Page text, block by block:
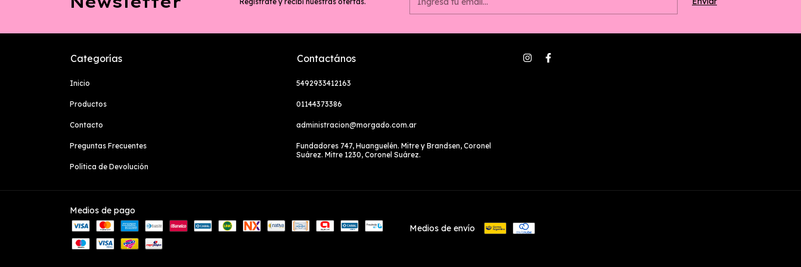
Categorías
Inicio
Productos
Contacto
Preguntas Frecuentes
Política de Devolución
Contactános
5492933412163
01144373386
administracion@morgado.com.ar
Fundadores 747, Huanguelén. Mitre y Brandsen, Coronel
Suárez. Mitre 1230, Coronel Suárez.
Medios de pago
Medios de envío